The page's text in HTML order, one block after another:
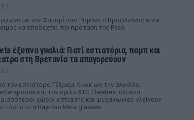
με τον Φαμπρίτσιο Ρομάνο ο Βραζιλιάνος είναι
να αποδεχτεί την πρόταση της Ρεάλ
έξυπνα γυαλιά: Γιατί εστιατόρια, παμπ και
στη Βρετανία τα απαγορεύουν
τον εστιάτορα Τζέρεμι Κινγκ ως την αλυσίδα
και τον όμιλο ATG Theatres, ολοένα
χώροι εστίασης και ψυχαγωγίας κλείνουν
πόρτα στα Ray-Ban Meta glasses.